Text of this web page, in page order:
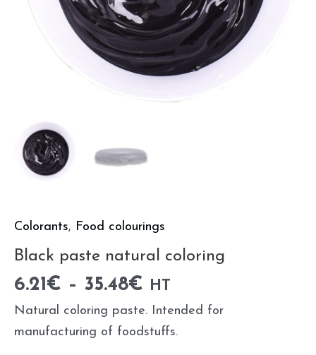
Colorants, Food colourings
Black paste natural coloring
6.21€ – 35.48€ HT
Natural coloring paste. Intended for
manufacturing of foodstuffs.